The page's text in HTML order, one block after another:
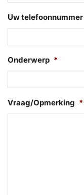
Uw telefoonnummer
Onderwerp *
Vraag/Opmerking *